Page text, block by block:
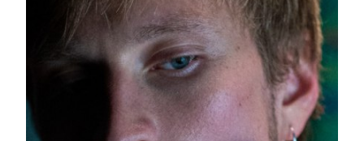
Filippine Consegna stimata 8/13/26
Polonia Consegna stimata 8/11/26
Consegna stimata8/10/26
Portorico Consegna stimata8/12/26